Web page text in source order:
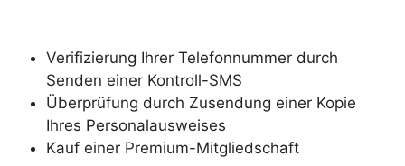
Verifizierung Ihrer Telefonnummer durch
Senden einer Kontroll-SMS
Überprüfung durch Zusendung einer Kopie
Ihres Personalausweises
Kauf einer Premium-Mitgliedschaft